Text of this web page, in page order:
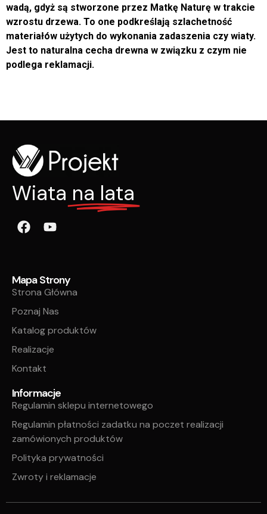
wadą, gdyż są stworzone przez Matkę Naturę w trakcie
wzrostu drzewa. To one podkreślają szlachetność
materiałów użytych do wykonania zadaszenia czy wiaty.
Jest to naturalna cecha drewna w związku z czym nie
podlega reklamacji.
Wiata na lata
Mapa Strony
Strona Główna
Poznaj Nas
Katalog produktów
Realizacje
Kontakt
Informacje
Regulamin sklepu internetowego
Regulamin płatności zadatku na poczet realizacji
zamówionych produktów
Polityka prywatności
Zwroty i reklamacje